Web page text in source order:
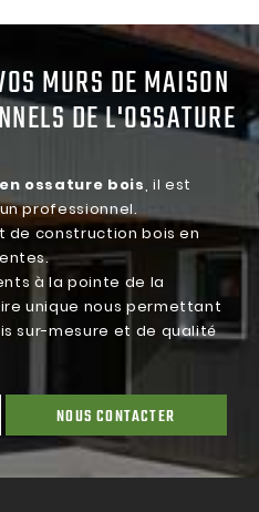
MURS DE MAISON
DE L'OSSATURE
ossature bois , il est
professionnel.
de construction bois en
à la pointe de la
unique nous permettant
sur-mesure et de qualité
NOUS CONTACTER